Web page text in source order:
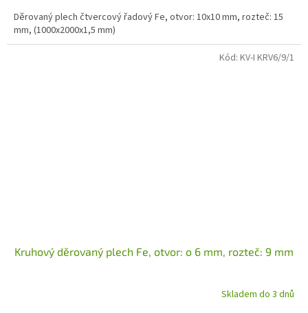
Děrovaný plech čtvercový řadový Fe, otvor: 10x10 mm, rozteč: 15
mm, (1000x2000x1,5 mm)
Kruhový děrovaný plech Fe, otvor: o 6 mm, rozteč: 9 mm
Skladem do 3 dnů
Kód: KV-I KRV6/9/1